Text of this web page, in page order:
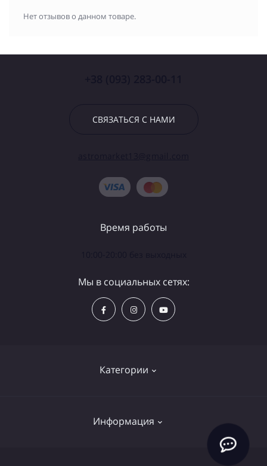
Нет отзывов о данном товаре.
СВЯЗАТЬСЯ С НАМИ
Категории
Информация
Время работы
Мы в социальных сетях: